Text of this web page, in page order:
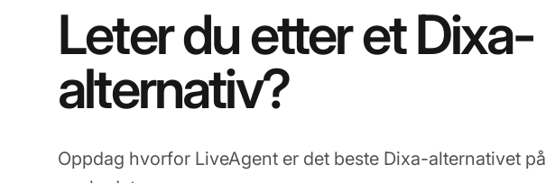
Leter du etter et Dixa-
alternativ?
Oppdag hvorfor LiveAgent er det beste Dixa-alternativet på